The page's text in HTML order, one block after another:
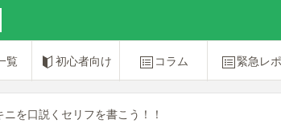
覧 初心者向け コラム 緊急レポ
ニを口説くセリフを書こう！！